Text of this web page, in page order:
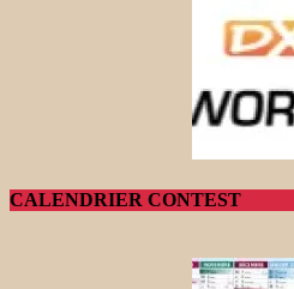
CALENDRIER CONTEST